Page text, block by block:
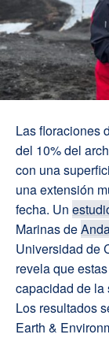
Las floraciones
del 10% del
con una
una extensión
fecha. Un
Marinas de
Universidad de
revela que
capacidad de la
Los resultados
Earth &